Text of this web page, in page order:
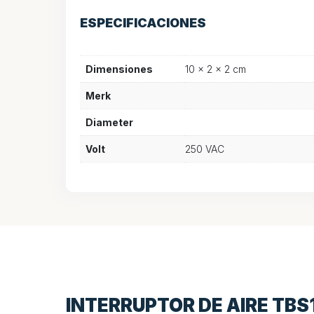
ESPECIFICACIONES
Dimensiones 10 × 2 × 2 cm
Merk
Diameter
Volt 250 VAC
INTERRUPTOR DE AIRE